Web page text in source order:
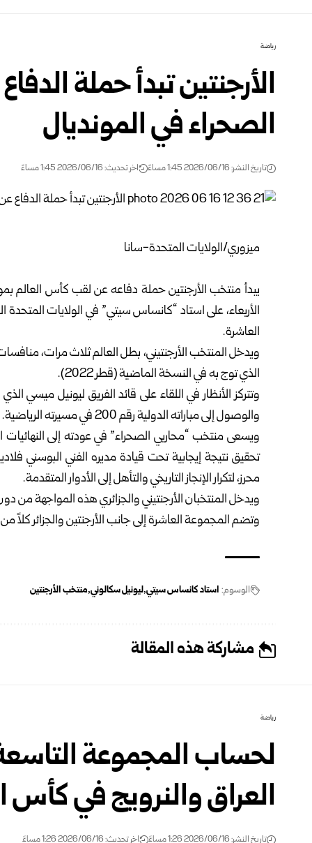
رياضة
الأرجنتين تبدأ حملة
الصحراء في المونديال
تاريخ النشر: 2026/06/16 1:45 مساءً اخر تحديث: 2026/06/16 1:45 مساءً
ميزوري/الولايات المتحدة-سانا‏
يبدأ منتخب الأرجنتين حملة دفاعه عن لقب كأس العالم
الأربعاء، على استاد “كانساس سيتي” في الولايات
العاشرة.‏
ويدخل المنتخب الأرجنتيني، بطل العالم ثلاث مرات،
الذي توج به في النسخة الماضية (قطر ‌‏‌‏2022).‏
وتتركز الأنظار في اللقاء على قائد الفريق ليونيل ميسي
والوصول إلى مباراته الدولية رقم 200 في مسيرته ‌‏الرياضية.‏
تحقيق نتيجة إيجابية تحت قيادة مديره الفني البوسني
محرز، لتكرار الإنجاز ‌‏التاريخي والتأهل إلى الأدوار المتقدمة.‏
ويدخل المنتخبان الأرجنتيني والجزائري هذه المواجهة
وتضم المجموعة العاشرة إلى جانب الأرجنتين والجزائر كلاً
الوسوم: استاد كانساس سيتي ‌‏ليونيل سكالوني منتخب الأرجنتين
مشاركة هذه المقالة
رياضة
لحساب المجموعة
العراق والنرويج في كأس
تاريخ النشر: 2026/06/16 1:26 مساءً اخر تحديث: 2026/06/16 1:26 مساءً